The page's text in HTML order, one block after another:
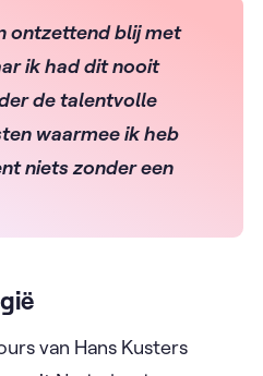
ontzettend blij met
ik had dit nooit
de talentvolle
waarmee ik heb
niets zonder een
van Hans Kusters